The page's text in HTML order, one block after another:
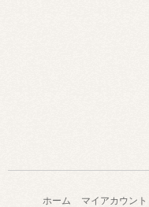
ホーム マイアカウント